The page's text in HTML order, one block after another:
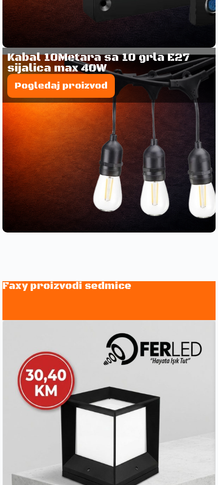
Kabal 10Metara sa 10 grla E27
sijalica max 40W
Pogledaj proizvod
Faxy proizvodi sedmice